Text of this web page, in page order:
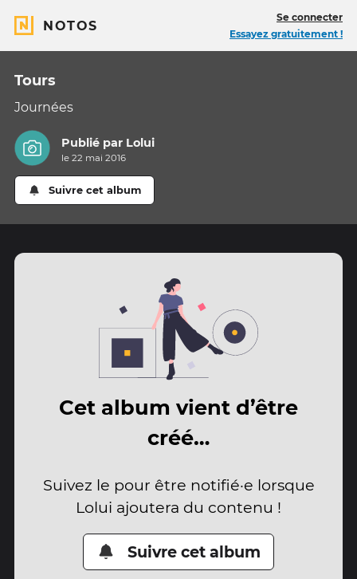
NOTOS
Se connecter
Essayez gratuitement !
Tours
Journées
Publié par Lolui
le 22 mai 2016
Suivre cet album
Cet album vient d’être
créé…
Suivez le pour être notifié·e lorsque
Lolui ajoutera du contenu !
Suivre cet album